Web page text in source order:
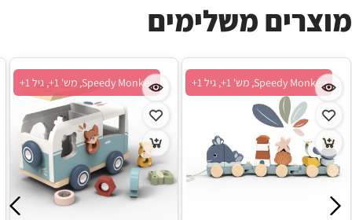
מוצרים משלימים
Speedy Monkey, מש' 1+, גיל 1+ Speedy Monkey, מש' 1+, גיל 1+